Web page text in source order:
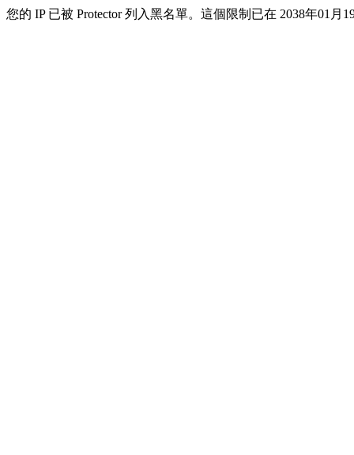
您的 IP 已被 Protector 列入黑名單。這個限制已在 2038年01月